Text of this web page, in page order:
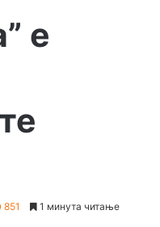
е
851 1 минута читање